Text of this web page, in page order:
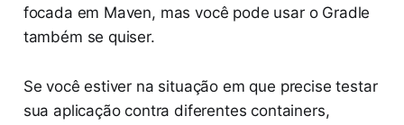
focada em Maven, mas você pode usar o Gradle
também se quiser.
Se você estiver na situação em que precise testar
sua aplicação contra diferentes containers,